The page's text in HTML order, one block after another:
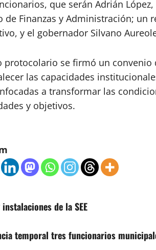
que serán Adrián
de Finanzas y Administración; un
y el gobernador Silvano
protocolario se firmó un
las capacidades
a transformar las
y objetivos.
instalaciones de la SEE
temporal tres funcionarios